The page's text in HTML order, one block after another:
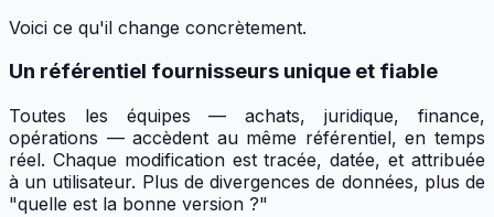
Voici ce qu'il change concrètement.
Un référentiel fournisseurs unique et fiable
Toutes les équipes — achats, juridique, finance,
opérations — accèdent au même référentiel, en temps
réel. Chaque modification est tracée, datée, et attribuée
à un utilisateur. Plus de divergences de données, plus de
"quelle est la bonne version ?"